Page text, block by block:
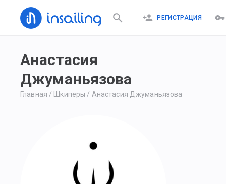
РЕГИСТРАЦИЯ
Анастасия
Джуманьязова
Главная / Шкиперы / Анастасия Джуманьязова